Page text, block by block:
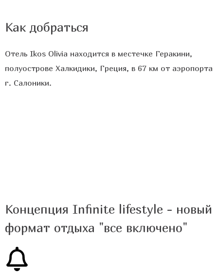
Как добраться
Отель Ikos Olivia находится в местечке Геракини,
полуострове Халкидики, Греция, в 67 км от аэропорта
г. Салоники.
Концепция Infinite lifestyle - новый
формат отдыха "все включено"